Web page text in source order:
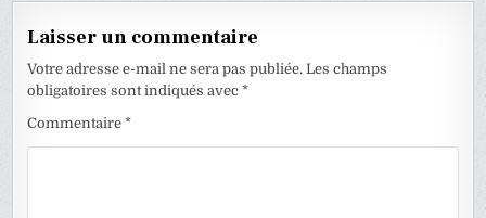
Laisser un commentaire
Votre adresse e-mail ne sera pas publiée. Les champs
obligatoires sont indiqués avec*
Commentaire*